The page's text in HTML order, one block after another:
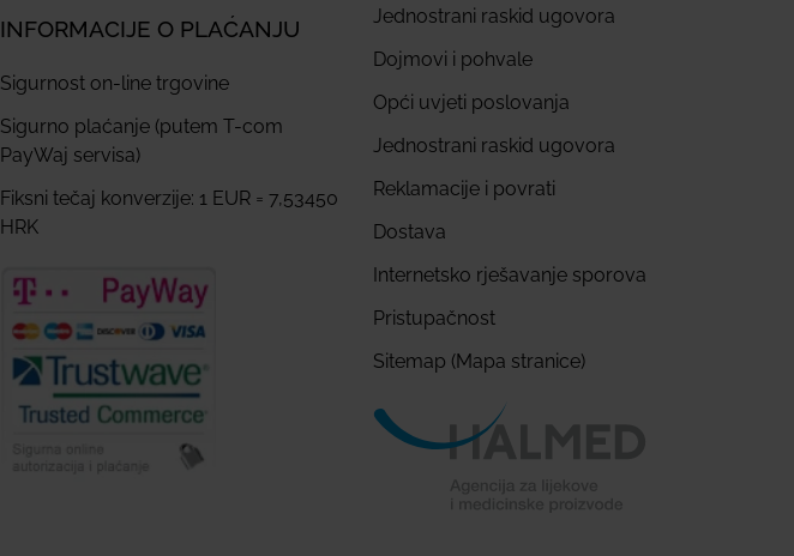
INFORMACIJE O PLAĆANJU
Sigurnost on-line trgovine
Sigurno plaćanje (putem T-com
PayWaj servisa)
Fiksni tečaj konverzije: 1 EUR = 7,53450
HRK
Jednostrani raskid ugovora
Dojmovi i pohvale
Opći uvjeti poslovanja
Jednostrani raskid ugovora
Reklamacije i povrati
Dostava
Internetsko rješavanje sporova
Pristupačnost
Sitemap (Mapa stranice)